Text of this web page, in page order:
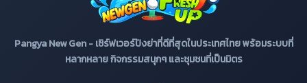
Pangya New Gen - เซิร์ฟเวอร์ปังย่าที่ดีที่สุดในประเทศไทย พร้อมระบบที่
หลากหลาย กิจกรรมสนุกๆ และชุมชนที่เป็นมิตร